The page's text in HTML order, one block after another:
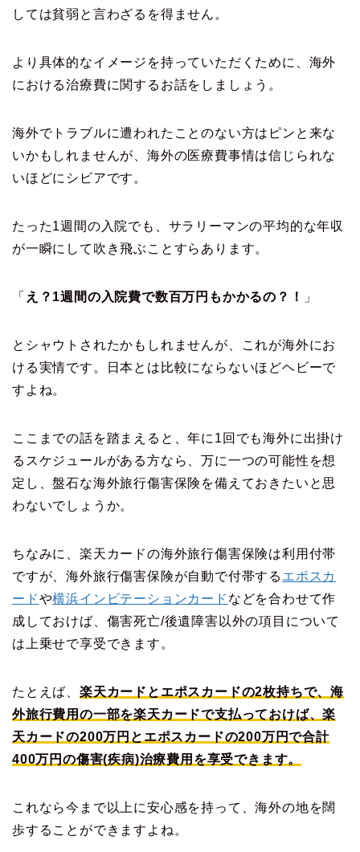
しては貧弱と言わざるを得ません。
より具体的なイメージを持っていただくために、海外
における治療費に関するお話をしましょう。
海外でトラブルに遭われたことのない方はピンと来な
いかもしれませんが、海外の医療費事情は信じられな
いほどにシビアです。
たった1週間の入院でも、サラリーマンの平均的な年収
が一瞬にして吹き飛ぶことすらあります。
「 え？1週間の入院費で数百万円もかかるの？！ 」
とシャウトされたかもしれませんが、これが海外にお
ける実情です。日本とは比較にならないほどヘビーで
すよね。
ここまでの話を踏まえると、年に1回でも海外に出掛け
るスケジュールがある方なら、万に一つの可能性を想
定し、盤石な海外旅行傷害保険を備えておきたいと思
わないでしょうか。
ちなみに、楽天カードの海外旅行傷害保険は利用付帯
ですが、海外旅行傷害保険が自動で付帯する エポスカ
ードや横浜インビテーションカード などを合わせて作
成しておけば、傷害死亡/後遺障害以外の項目について
は上乗せで享受できます。
たとえば、 楽天カードとエポスカードの2枚持ちで、海
外旅行費用の一部を楽天カードで支払っておけば、楽
天カードの200万円とエポスカードの200万円で合計
400万円の傷害(疾病)治療費用を享受できます。
これなら今まで以上に安心感を持って、海外の地を闊
歩することができますよね。